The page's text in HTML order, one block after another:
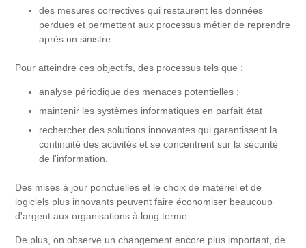
des mesures correctives qui restaurent les données
perdues et permettent aux processus métier de reprendre
après un sinistre.
Pour atteindre ces objectifs, des processus tels que :
analyse périodique des menaces potentielles ;
maintenir les systèmes informatiques en parfait état
rechercher des solutions innovantes qui garantissent la
continuité des activités et se concentrent sur la sécurité
de l'information.
Des mises à jour ponctuelles et le choix de matériel et de
logiciels plus innovants peuvent faire économiser beaucoup
d'argent aux organisations à long terme.
De plus, on observe un changement encore plus important, de